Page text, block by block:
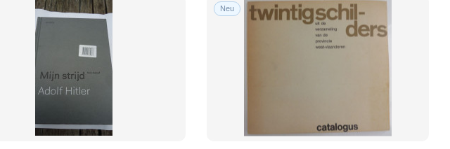
Neu